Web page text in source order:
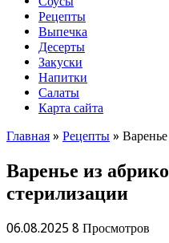
Рецепты
Выпечка
Десерты
Закуски
Напитки
Салаты
Карта сайта
Главная » Рецепты »
Варенье из
стерилизации
06.08.2025 8 Просмотров